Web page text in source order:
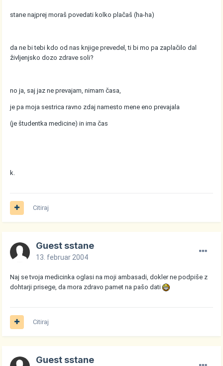
stane najprej moraš povedati kolko plačaš (ha-ha)
da ne bi tebi kdo od nas knjige prevedel, ti bi mo pa zaplačilo dal
življenjsko dozo zdrave soli?
no ja, saj jaz ne prevajam, nimam časa,
je pa moja sestrica ravno zdaj namesto mene eno prevajala
(je študentka medicine) in ima čas
k.
Citiraj
Guest sstane
13. februar 2004
Naj se tvoja medicinka oglasi na moji ambasadi, dokler ne podpiše z
dohtarji prisege, da mora zdravo pamet na pašo dati
Citiraj
Guest sstane